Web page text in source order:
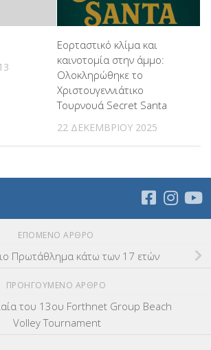
Εορταστικό κλίμα και
καινοτομία στην άμμο:
Ολοκληρώθηκε το
Χριστουγεννιάτικο
Τουρνουά Secret Santa
22 ΔΕΚΕΜΒΡΊΟΥ 2025
ΕΠΌΜΕΝΟ ΆΡΘΡΟ
Πρωτάθλημα κάτω των 17 ετών
ΠΡΟΗΓΟΎΜΕΝΟ ΆΡΘΡΟ
του 13ου Forthnet Group Beach
Volley Tournament